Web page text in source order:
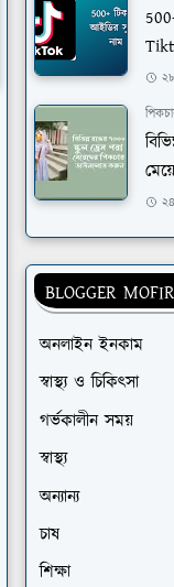
BLOGGER
অনলাইন ইনকাম
স্বাস্থ্য ও চিকিৎসা
গর্ভকালীন সময়
স্বাস্থ্য
অন্যান্য
চাষ
শিক্ষা